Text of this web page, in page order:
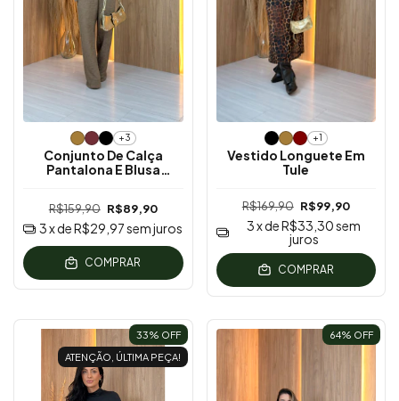
+3
Conjunto De Calça
Pantalona E Blusa
R$159,90 R$89,90
3x deR$29,97sem juros
COMPRAR
+1
Vestido Longuete Em
Tule
R$169,90 R$99,90
3x deR$33,30sem
juros
COMPRAR
33% OFF
ATENÇÃO, ÚLTIMA PEÇA!
64% OFF